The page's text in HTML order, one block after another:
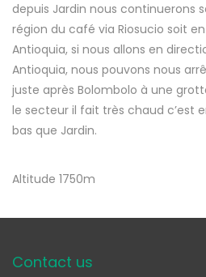
depuis Jardin nous continuerons
région du café via Riosucio soit
Antioquia, si nous allons en
Antioquia, nous pouvons nous
juste après Bolombolo à une
le secteur il fait très chaud c’est
bas que Jardin.
Altitude 1750m
Contact us